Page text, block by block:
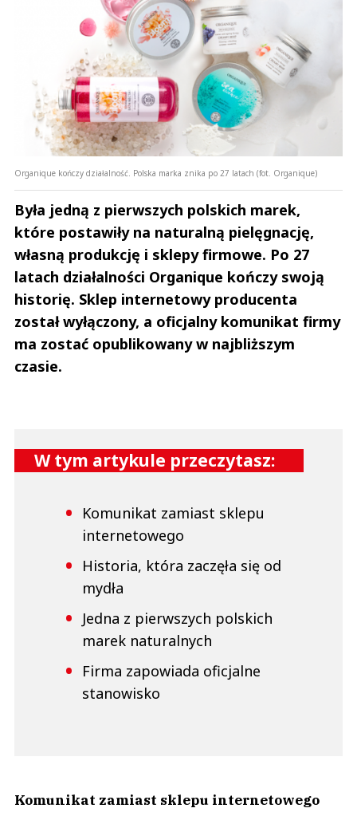
Organique kończy działalność. Polska marka znika po 27 latach (fot. Organique)
Była jedną z pierwszych polskich marek,
które postawiły na naturalną pielęgnację,
własną produkcję i sklepy firmowe. Po 27
latach działalności Organique kończy swoją
historię. Sklep internetowy producenta
został wyłączony, a oficjalny komunikat firmy
ma zostać opublikowany w najbliższym
czasie.
W tym artykule przeczytasz:
Komunikat zamiast sklepu
internetowego
Historia, która zaczęła się od
mydła
Jedna z pierwszych polskich
marek naturalnych
Firma zapowiada oficjalne
stanowisko
Komunikat zamiast sklepu internetowego